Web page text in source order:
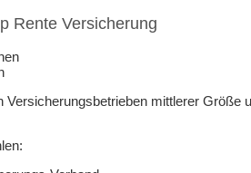
Rente Versicherung
Versicherungsbetrieben mittlerer Größe